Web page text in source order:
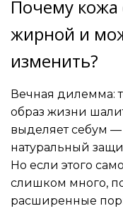
Почему кожа
жирной и
изменить?
Вечная дилемма:
образ жизни
выделяет себум —
натуральный
Но если этого
слишком много,
расширенные